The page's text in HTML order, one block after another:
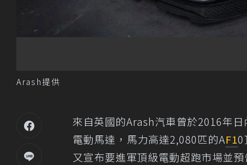
Arash提供
來自英國的Arash汽車曾於2016年
電動馬達，馬力高達2,080匹的AF10
又宣布要進軍頂級電動超跑市場並